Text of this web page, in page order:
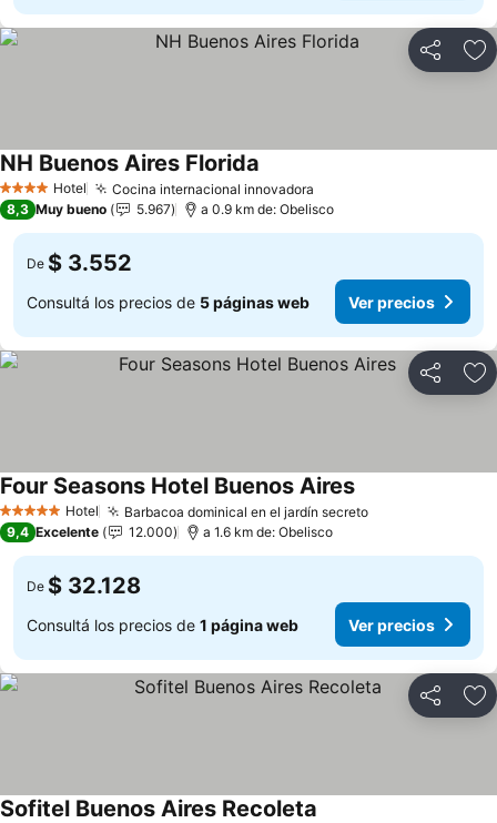
Compartir
4 EstrellasHotel Cocina internacional innovadora
NH Buenos Aires Florida
8,3 Muy bueno 5.967 a 0.9 km de: Obelisco
De $ 3.552
Consultá los precios de 5 páginas web Ver precios
Compartir
5 Estrellas Hotel Barbacoa dominical en el jardín secreto
Four Seasons Hotel Buenos Aires
9,4 Excelente 12.000 a 1.6 km de: Obelisco
De $ 32.128
Consultá los precios de 1 página web Ver precios
Compartir
Sofitel Buenos Aires Recoleta